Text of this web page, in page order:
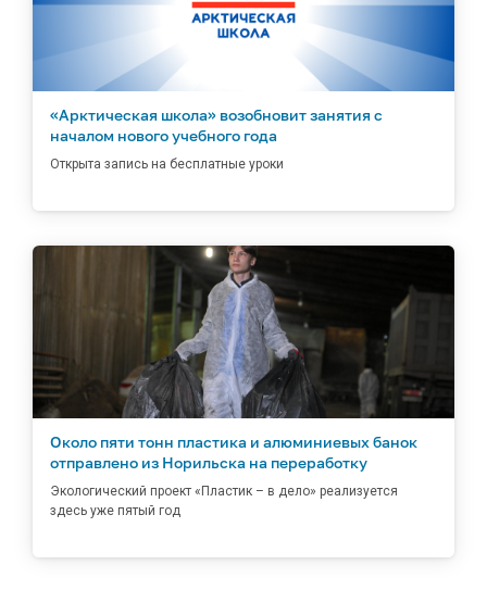
«Арктическая школа» возобновит занятия с
началом нового учебного года
Открыта запись на бесплатные уроки
Около пяти тонн пластика и алюминиевых банок
отправлено из Норильска на переработку
Экологический проект «Пластик – в дело» реализуется
здесь уже пятый год